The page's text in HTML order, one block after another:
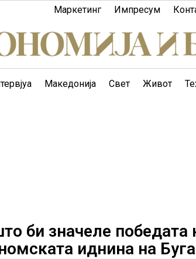
Маркетинг Импресум
Македонија Свет Живот
би значеле победата
иднина на